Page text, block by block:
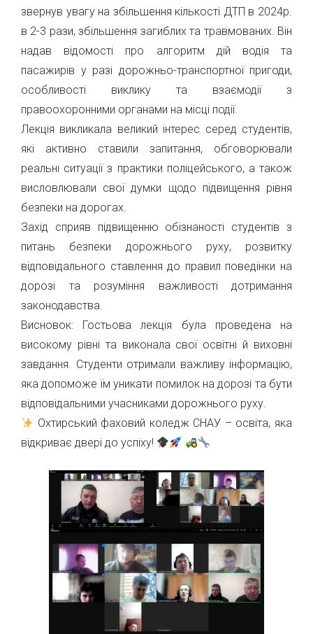
звернув увагу на збільшення кількості ДТП в 2024р.
в 2-3 рази, збільшення загиблих та травмованих. Він
надав відомості про алгоритм дій водія та
пасажирів у разі дорожньо-транспортної пригоди,
особливості виклику та взаємодії з
правоохоронними органами на місці події.
Лекція викликала великий інтерес серед студентів,
які активно ставили запитання, обговорювали
реальні ситуації з практики поліцейського, а також
висловлювали свої думки щодо підвищення рівня
безпеки на дорогах.
Захід сприяв підвищенню обізнаності студентів з
питань безпеки дорожнього руху, розвитку
відповідального ставлення до правил поведінки на
дорозі та розуміння важливості дотримання
законодавства.
Висновок: Гостьова лекція була проведена на
високому рівні та виконала свої освітні й виховні
завдання. Студенти отримали важливу інформацію,
яка допоможе їм уникати помилок на дорозі та бути
відповідальними учасниками дорожнього руху.
Охтирський фаховий коледж СНАУ – освіта, яка
відкриває двері до успіху!